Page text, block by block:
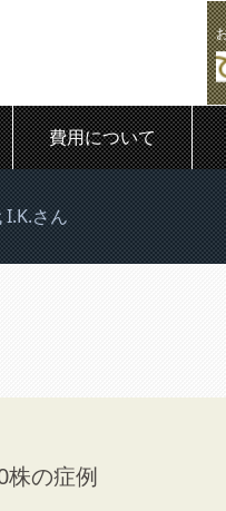
費用について
I.K.さん
株の症例